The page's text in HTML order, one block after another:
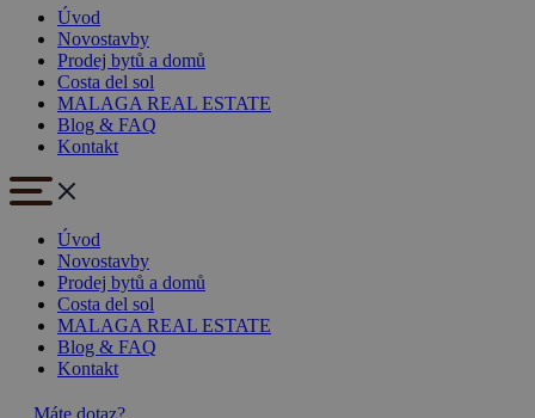
Úvod
Novostavby
Prodej bytů a domů
Costa del sol
MALAGA REAL ESTATE
Blog & FAQ
Kontakt
Úvod
Novostavby
Prodej bytů a domů
Costa del sol
MALAGA REAL ESTATE
Blog & FAQ
Kontakt
Máte dotaz?